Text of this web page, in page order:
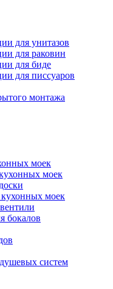
для унитазов
для раковин
для биде
для писсуаров
монтажа
моек
моек
моек
бокалов
систем